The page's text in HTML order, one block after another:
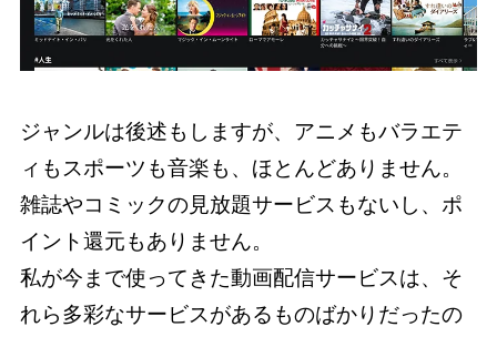
ジャンルは後述もしますが、アニメもバラエテ
ィもスポーツも音楽も、ほとんどありません。
雑誌やコミックの見放題サービスもないし、ポ
イント還元もありません。
私が今まで使ってきた動画配信サービスは、そ
れら多彩なサービスがあるものばかりだったの